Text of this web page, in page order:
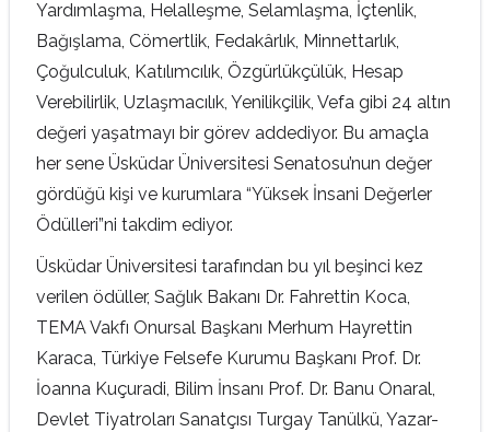
Yardımlaşma, Helalleşme, Selamlaşma, İçtenlik,
Bağışlama, Cömertlik, Fedakârlık, Minnettarlık,
Çoğulculuk, Katılımcılık, Özgürlükçülük, Hesap
Verebilirlik, Uzlaşmacılık, Yenilikçilik, Vefa gibi 24 altın
değeri yaşatmayı bir görev addediyor. Bu amaçla
her sene Üsküdar Üniversitesi Senatosu’nun değer
gördüğü kişi ve kurumlara “Yüksek İnsani Değerler
Ödülleri”ni takdim ediyor.
Üsküdar Üniversitesi tarafından bu yıl beşinci kez
verilen ödüller, Sağlık Bakanı Dr. Fahrettin Koca,
TEMA Vakfı Onursal Başkanı Merhum Hayrettin
Karaca, Türkiye Felsefe Kurumu Başkanı Prof. Dr.
İoanna Kuçuradi, Bilim İnsanı Prof. Dr. Banu Onaral,
Devlet Tiyatroları Sanatçısı Turgay Tanülkü, Yazar-